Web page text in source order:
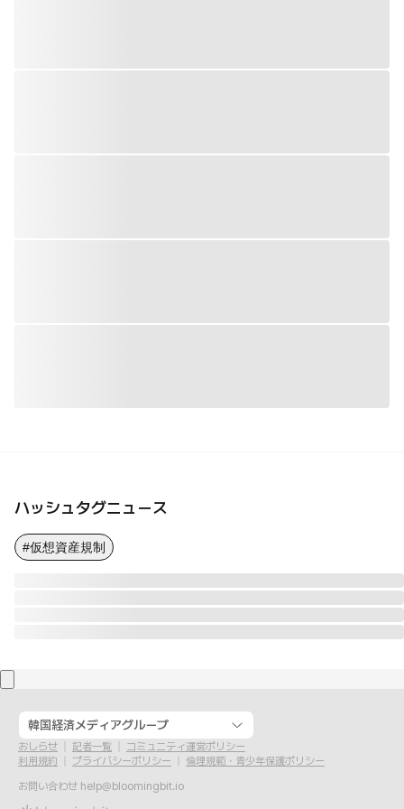
ハッシュタグニュース
#仮想資産規制
韓国経済メディアグループ
おしらせ 記者一覧
コミュニティ運営ポリシー
利用規約
プライバシーポリシー
倫理規範・青少年保護ポリシー
お問い合わせ help@bloomingbit.io